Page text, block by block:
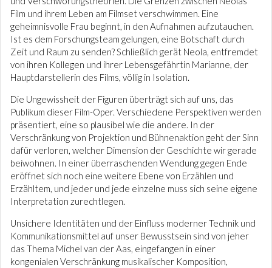
Film und ihrem Leben am Filmset verschwimmen. Eine
geheimnisvolle Frau beginnt, in den Aufnahmen aufzutauchen.
Ist es dem Forschungsteam gelungen, eine Botschaft durch
Zeit und Raum zu senden? Schließlich gerät Neola, entfremdet
von ihren Kollegen und ihrer Lebensgefährtin Marianne, der
Hauptdarstellerin des Films, völlig in Isolation.
Die Ungewissheit der Figuren überträgt sich auf uns, das
Publikum dieser Film-Oper. Verschiedene Perspektiven werden
präsentiert, eine so plausibel wie die andere. In der
Verschränkung von Projektion und Bühnenaktion geht der Sinn
dafür verloren, welcher Dimension der Geschichte wir gerade
beiwohnen. In einer überraschenden Wendung gegen Ende
eröffnet sich noch eine weitere Ebene von Erzählen und
Erzähltem, und jeder und jede einzelne muss sich seine eigene
Interpretation zurechtlegen.
Unsichere Identitäten und der Einfluss moderner Technik und
Kommunikationsmittel auf unser Bewusstsein sind von jeher
das Thema Michel van der Aas, eingefangen in einer
kongenialen Verschränkung musikalischer Komposition,